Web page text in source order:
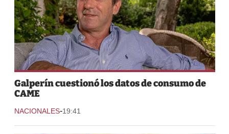
Galperín cuestionó los datos de consumo de
CAME
NACIONALES-19:41